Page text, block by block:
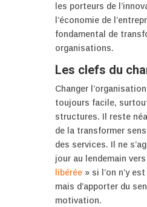
les porteurs de
l’économie de
fondamental de
organisations.
Les clefs du
Changer
toujours facile,
structures. Il reste
de la transformer
des services. Il ne
jour au lendemain
libérée» si l’on n’y
mais d’apporter du
motivation.